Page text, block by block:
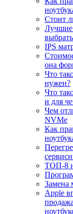
Стоит
Лучшие
IPS
она
Что
нужен?
Что
и для
Чем
NVMe
Как
ТОП-8
Замена
Apple